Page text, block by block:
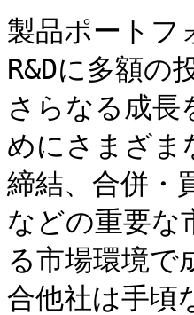
製品ポートフ
R&Dに多額の
さらなる成長
めにさまざま
締結、合併・
などの重要な
る市場環境で
合他社は手頃